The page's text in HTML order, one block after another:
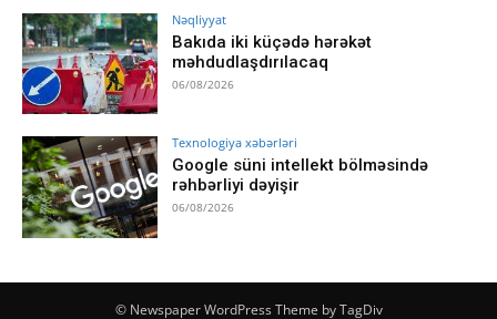
Nəqliyyat
Bakıda iki küçədə hərəkət
məhdudlaşdırılacaq
06/08/2026
Texnologiya xəbərləri
Google süni intellekt bölməsində
rəhbərliyi dəyişir
06/08/2026
© Newspaper WordPress Theme by TagDiv